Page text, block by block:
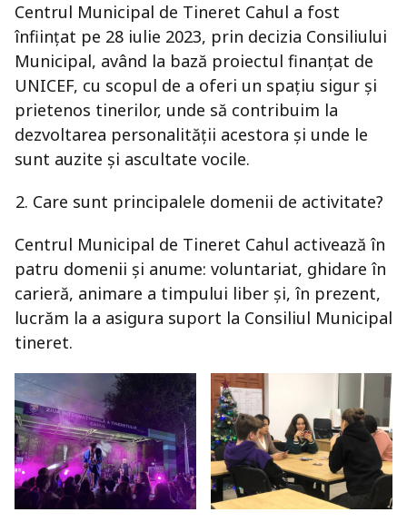
Centrul Municipal de Tineret Cahul a fost
înființat pe 28 iulie 2023, prin decizia Consiliului
Municipal, având la bază proiectul finanțat de
UNICEF, cu scopul de a oferi un spațiu sigur și
prietenos tinerilor, unde să contribuim la
dezvoltarea personalității acestora și unde le
sunt auzite și ascultate vocile.
Care sunt principalele domenii de activitate?
Centrul Municipal de Tineret Cahul activează în
patru domenii și anume: voluntariat, ghidare în
carieră, animare a timpului liber și, în prezent,
lucrăm la a asigura suport la Consiliul Municipal
tineret.